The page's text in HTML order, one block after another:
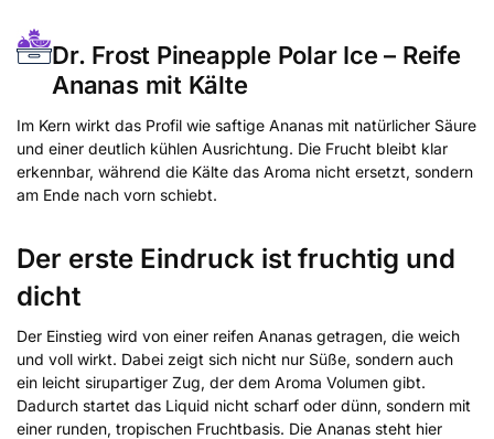
Dr. Frost Pineapple Polar Ice – Reife
Ananas mit Kälte
Im Kern wirkt das Profil wie saftige Ananas mit natürlicher Säure
und einer deutlich kühlen Ausrichtung. Die Frucht bleibt klar
erkennbar, während die Kälte das Aroma nicht ersetzt, sondern
am Ende nach vorn schiebt.
Der erste Eindruck ist fruchtig und
dicht
Der Einstieg wird von einer reifen Ananas getragen, die weich
und voll wirkt. Dabei zeigt sich nicht nur Süße, sondern auch
ein leicht sirupartiger Zug, der dem Aroma Volumen gibt.
Dadurch startet das Liquid nicht scharf oder dünn, sondern mit
einer runden, tropischen Fruchtbasis. Die Ananas steht hier